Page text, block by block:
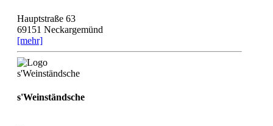
Hauptstraße 63
69151 Neckargemünd
[mehr]
s'Weinständsche